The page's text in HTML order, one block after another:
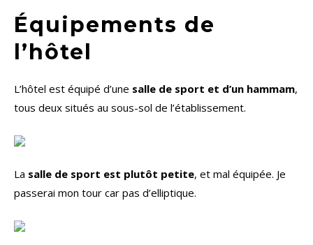
Équipements de
l’hôtel
L’hôtel est équipé d’une salle de sport et d’un hammam,
tous deux situés au sous-sol de l’établissement.
La salle de sport est plutôt petite, et mal équipée. Je
passerai mon tour car pas d’elliptique.